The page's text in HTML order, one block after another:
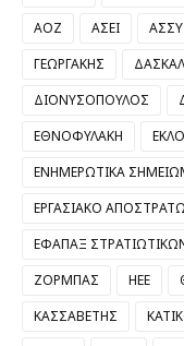
ΑΟΖ
ΑΣΕΙ ΑΣΣΥ
ΓΕΩΡΓΑΚΗΣ
ΔΙΟΝΥΣΟΠΟΥΛΟΣ
ΕΘΝΟΦΥΛΑΚΗ
ΕΝΗΜΕΡΩΤΙΚΑ
ΕΡΓΑΣΙΑΚΟ
ΕΦΑΠΑΞ
ΖΟΡΜΠΑΣ
ΗΕΕ
ΚΑΣΣΑΒΕΤΗΣ